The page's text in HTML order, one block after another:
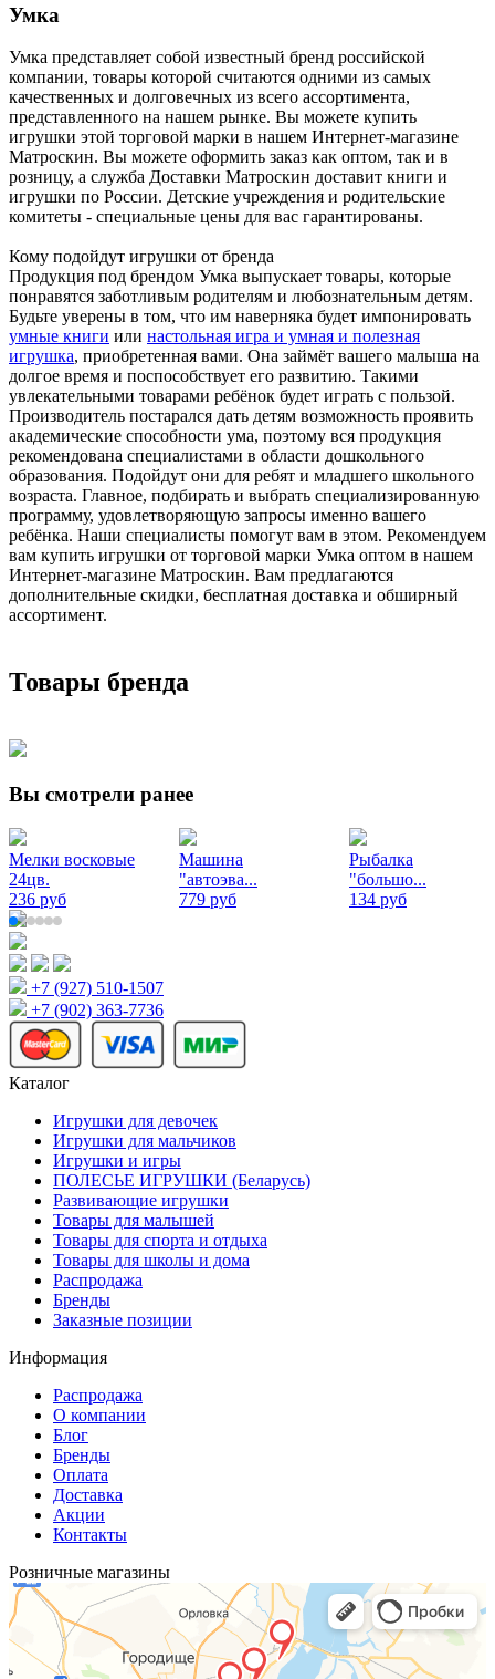
Умка
Умка представляет собой известный бренд российской
компании, товары которой считаются одними из самых
качественных и долговечных из всего ассортимента,
представленного на нашем рынке. Вы можете купить
игрушки этой торговой марки в нашем Интернет-магазине
Матроскин. Вы можете оформить заказ как оптом, так и в
розницу, а служба Доставки Матроскин доставит книги и
игрушки по России. Детские учреждения и родительские
комитеты - специальные цены для вас гарантированы.
Кому подойдут игрушки от бренда
Продукция под брендом Умка выпускает товары, которые
понравятся заботливым родителям и любознательным детям.
Будьте уверены в том, что им наверняка будет импонировать
умные книги или настольная игра и умная и полезная
игрушка, приобретенная вами. Она займёт вашего малыша на
долгое время и поспособствует его развитию. Такими
увлекательными товарами ребёнок будет играть с пользой.
Производитель постарался дать детям возможность проявить
академические способности ума, поэтому вся продукция
рекомендована специалистами в области дошкольного
образования. Подойдут они для ребят и младшего школьного
возраста. Главное, подбирать и выбрать специализированную
программу, удовлетворяющую запросы именно вашего
ребёнка. Наши специалисты помогут вам в этом. Рекомендуем
вам купить игрушки от торговой марки Умка оптом в нашем
Интернет-магазине Матроскин. Вам предлагаются
дополнительные скидки, бесплатная доставка и обширный
ассортимент.
Товары бренда
Вы смотрели ранее
Мелки восковые
24цв.
236 руб
Машина
"автоэва...
779 руб
Рыбалка
"большо...
134 руб
+7 (927) 510-1507
+7 (902) 363-7736
Каталог
Игрушки для девочек
Игрушки для мальчиков
Игрушки и игры
ПОЛЕСЬЕ ИГРУШКИ (Беларусь)
Развивающие игрушки
Товары для малышей
Товары для спорта и отдыха
Товары для школы и дома
Распродажа
Бренды
Заказные позиции
Информация
Распродажа
О компании
Блог
Бренды
Оплата
Доставка
Акции
Контакты
Розничные магазины